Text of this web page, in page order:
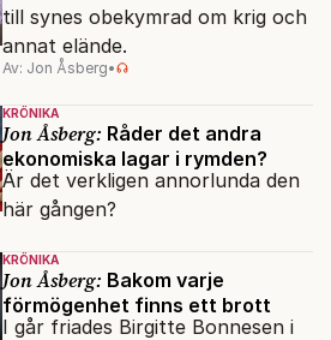
till synes obekymrad om krig och
annat elände.
Av: Jon Åsberg•
KRÖNIKA
Jon Åsberg: Råder det andra
ekonomiska lagar i rymden?
Är det verkligen annorlunda den
här gången?
KRÖNIKA
Jon Åsberg: Bakom varje
förmögenhet finns ett brott
I går friades Birgitte Bonnesen i